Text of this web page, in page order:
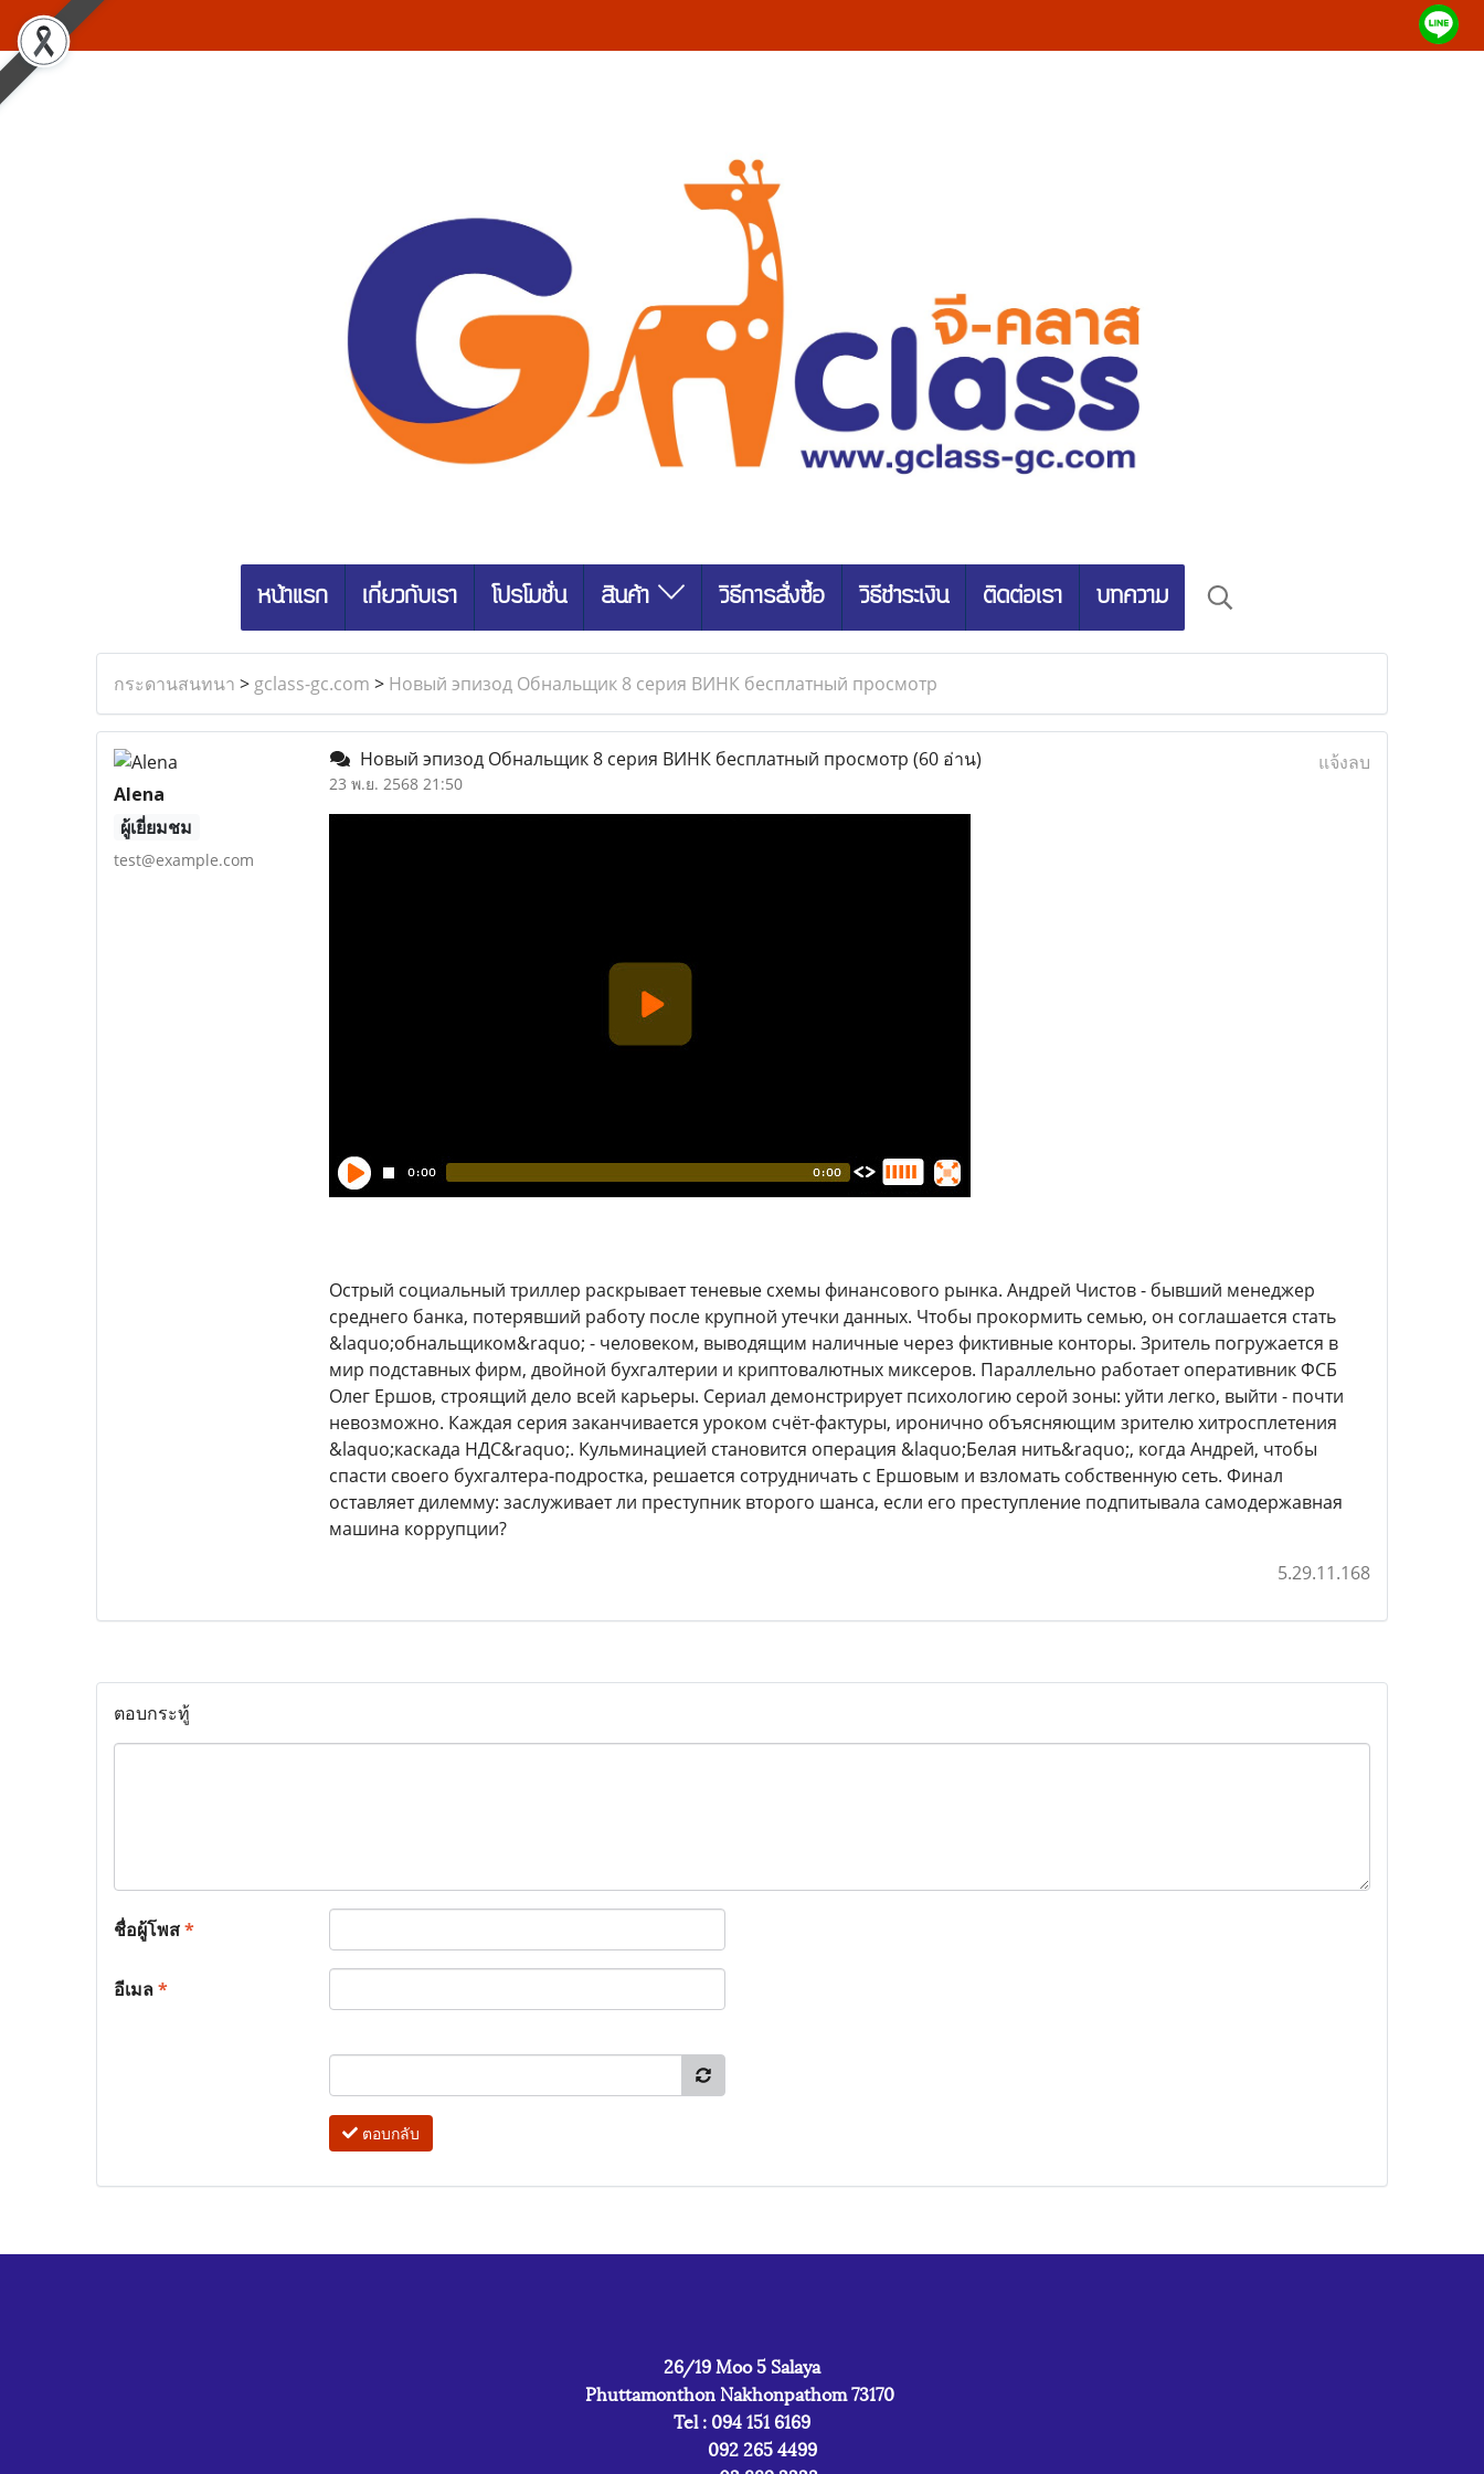
หน้าแรก เกี่ยวกับเรา โปรโมชั่น สินค้า วิธีการสั่งซื้อ วิธีชำระเงิน ติดต่อเรา บทความ
กระดานสนทนา > gclass-gc.com > Новый эпизод Обнальщик 8 серия ВИНК бесплатный просмотр
Alena
ผู้เยี่ยมชม
test@example.com
Новый эпизод Обнальщик 8 серия ВИНК бесплатный просмотр (60 อ่าน)
23 พ.ย. 2568 21:50
แจ้งลบ
Острый социальный триллер раскрывает теневые схемы финансового рынка. Андрей Чистов - бывший менеджер
среднего банка, потерявший работу после крупной утечки данных. Чтобы прокормить семью, он соглашается стать
&laquo;обнальщиком&raquo; - человеком, выводящим наличные через фиктивные конторы. Зритель погружается в
мир подставных фирм, двойной бухгалтерии и криптовалютных миксеров. Параллельно работает оперативник ФСБ
Олег Ершов, строящий дело всей карьеры. Сериал демонстрирует психологию серой зоны: уйти легко, выйти - почти
невозможно. Каждая серия заканчивается уроком счёт-фактуры, иронично объясняющим зрителю хитросплетения
&laquo;каскада НДС&raquo;. Кульминацией становится операция &laquo;Белая нить&raquo;, когда Андрей, чтобы
спасти своего бухгалтера-подростка, решается сотрудничать с Ершовым и взломать собственную сеть. Финал
оставляет дилемму: заслуживает ли преступник второго шанса, если его преступление подпитывала самодержавная
машина коррупции?
5.29.11.168
ตอบกระทู้
ชื่อผู้โพส*
อีเมล*
ตอบกลับ
26/19 Moo 5 Salaya
Phuttamonthon Nakhonpathom 73170
Tel : 094 151 6169
092 265 4499